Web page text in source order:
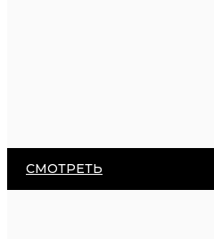
СМОТРЕТЬ